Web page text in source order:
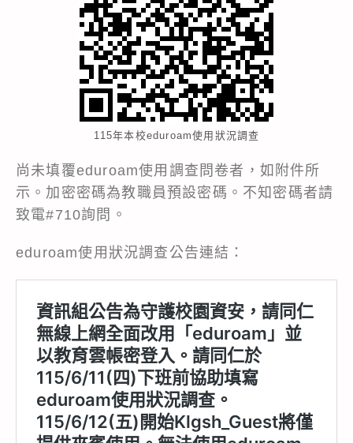
115年本校eduroam使用狀況調查
尚未填覆eduroam使用調查問卷者，如附件所
示。加密密碼為教職員預設密碼。不知密碼者請
致電#710詢問。
eduroam使用狀況調查公告連結：